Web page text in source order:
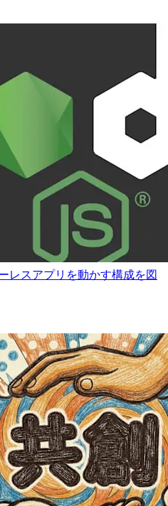
レスアプリを動かす構成を図